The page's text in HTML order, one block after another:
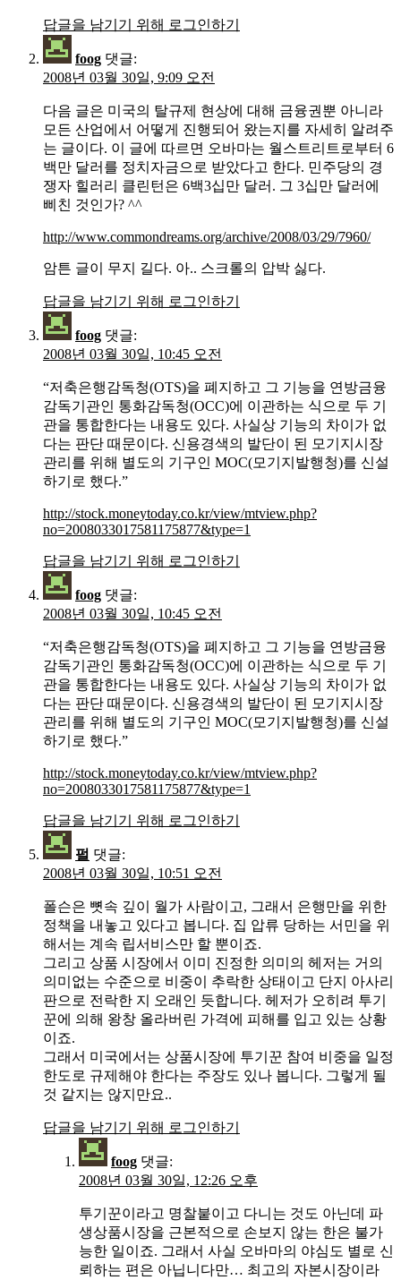
답글을 남기기 위해 로그인하기
foog 댓글:
2008년 03월 30일, 9:09 오전
다음 글은 미국의 탈규제 현상에 대해 금융권뿐 아니라
모든 산업에서 어떻게 진행되어 왔는지를 자세히 알려주
는 글이다. 이 글에 따르면 오바마는 월스트리트로부터 6
백만 달러를 정치자금으로 받았다고 한다. 민주당의 경
쟁자 힐러리 클린턴은 6백3십만 달러. 그 3십만 달러에
삐친 것인가? ^^
http://www.commondreams.org/archive/2008/03/29/7960/
암튼 글이 무지 길다. 아.. 스크롤의 압박 싫다.
답글을 남기기 위해 로그인하기
foog 댓글:
2008년 03월 30일, 10:45 오전
“저축은행감독청(OTS)을 폐지하고 그 기능을 연방금융
감독기관인 통화감독청(OCC)에 이관하는 식으로 두 기
관을 통합한다는 내용도 있다. 사실상 기능의 차이가 없
다는 판단 때문이다. 신용경색의 발단이 된 모기지시장
관리를 위해 별도의 기구인 MOC(모기지발행청)를 신설
하기로 했다.”
http://stock.moneytoday.co.kr/view/mtview.php?
no=2008033017581175877&type=1
답글을 남기기 위해 로그인하기
foog 댓글:
2008년 03월 30일, 10:45 오전
“저축은행감독청(OTS)을 폐지하고 그 기능을 연방금융
감독기관인 통화감독청(OCC)에 이관하는 식으로 두 기
관을 통합한다는 내용도 있다. 사실상 기능의 차이가 없
다는 판단 때문이다. 신용경색의 발단이 된 모기지시장
관리를 위해 별도의 기구인 MOC(모기지발행청)를 신설
하기로 했다.”
http://stock.moneytoday.co.kr/view/mtview.php?
no=2008033017581175877&type=1
답글을 남기기 위해 로그인하기
펄 댓글:
2008년 03월 30일, 10:51 오전
폴슨은 뼛속 깊이 월가 사람이고, 그래서 은행만을 위한
정책을 내놓고 있다고 봅니다. 집 압류 당하는 서민을 위
해서는 계속 립서비스만 할 뿐이죠.
그리고 상품 시장에서 이미 진정한 의미의 헤저는 거의
의미없는 수준으로 비중이 추락한 상태이고 단지 아사리
판으로 전락한 지 오래인 듯합니다. 헤저가 오히려 투기
꾼에 의해 왕창 올라버린 가격에 피해를 입고 있는 상황
이죠.
그래서 미국에서는 상품시장에 투기꾼 참여 비중을 일정
한도로 규제해야 한다는 주장도 있나 봅니다. 그렇게 될
것 같지는 않지만요..
답글을 남기기 위해 로그인하기
foog 댓글:
2008년 03월 30일, 12:26 오후
투기꾼이라고 명찰붙이고 다니는 것도 아닌데 파
생상품시장을 근본적으로 손보지 않는 한은 불가
능한 일이죠. 그래서 사실 오바마의 야심도 별로 신
뢰하는 편은 아닙니다만… 최고의 자본시장이라